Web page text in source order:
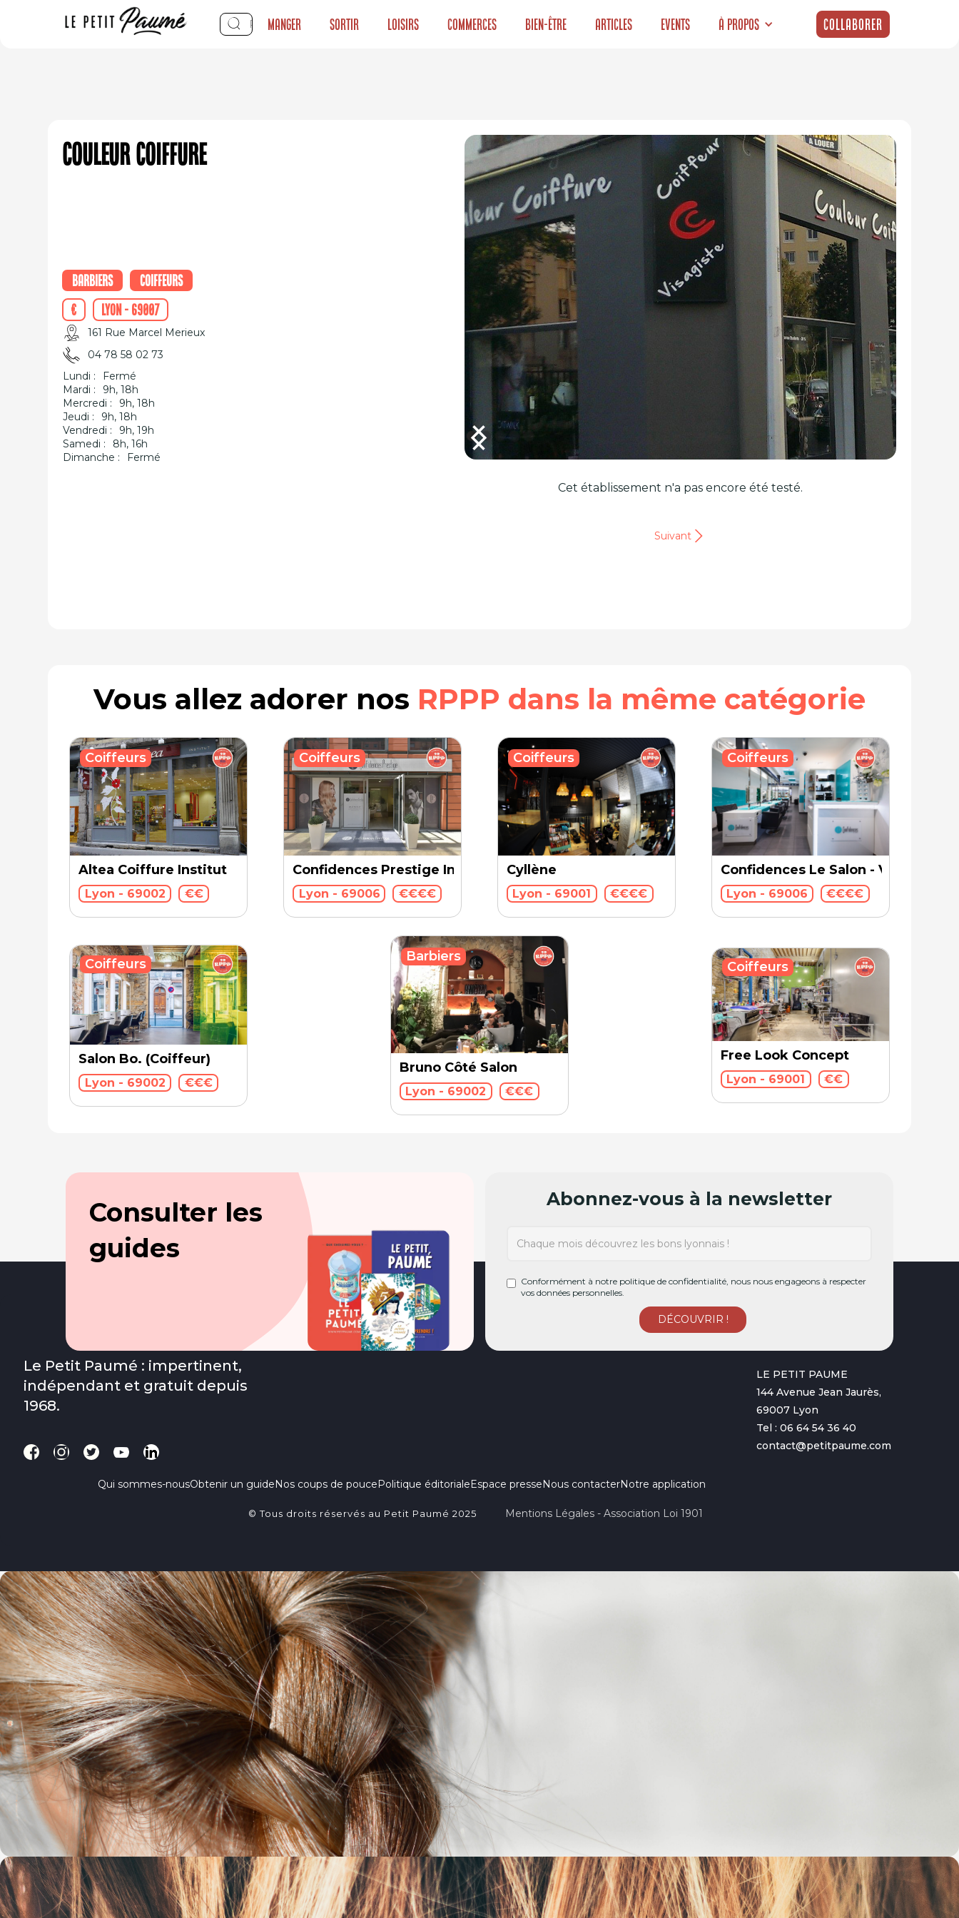
Manger Sortir Loisirs Commerces Bien-être Articles Events À propos Collaborer
Couleur Coiffure
Barbiers
Coiffeurs
€
Lyon - 69007
161 Rue Marcel Merieux
04 78 58 02 73
Lundi :
Fermé
Mardi :
9h, 18h
Mercredi :
9h, 18h
Jeudi :
9h, 18h
Vendredi :
9h, 19h
Samedi :
8h, 16h
Dimanche :
Fermé
Cet établissement n'a pas encore été testé.
Suivant
Vous allez adorer nos RPPP dans la même catégorie
Altea Coiffure Institut
Lyon - 69002 €€
Coiffeurs
Confidences Prestige International
Lyon - 69006 €€€€
Coiffeurs
Cyllène
Lyon - 69001 €€€€
Coiffeurs
Confidences Le Salon - Vitton
Lyon - 69006 €€€€
Coiffeurs
Salon Bo. (Coiffeur)
Lyon - 69002 €€€
Coiffeurs
Bruno Côté Salon
Lyon - 69002 €€€
Barbiers
Free Look Concept
Lyon - 69001 €€
Coiffeurs
Consulter les
guides
Abonnez-vous à la newsletter
Conformément à notre politique de confidentialité, nous nous engageons à respecter
vos données personnelles.
Le Petit Paumé : impertinent,
indépendant et gratuit depuis
1968.
Qui sommes-nousObtenir un guide Nos coups de pouce Politique éditoriale Espace presse Nous contacterNotre application
LE PETIT PAUME
144 Avenue Jean Jaurès,
69007 Lyon
Tel : 06 64 54 36 40
contact@petitpaume.com
© Tous droits réservés au Petit Paumé 2025 Mentions Légales - Association Loi 1901